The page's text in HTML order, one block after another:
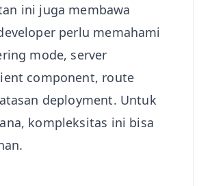
ini juga membawa
perlu memahami
mode, server
component, route
deployment. Untuk
kompleksitas ini bisa